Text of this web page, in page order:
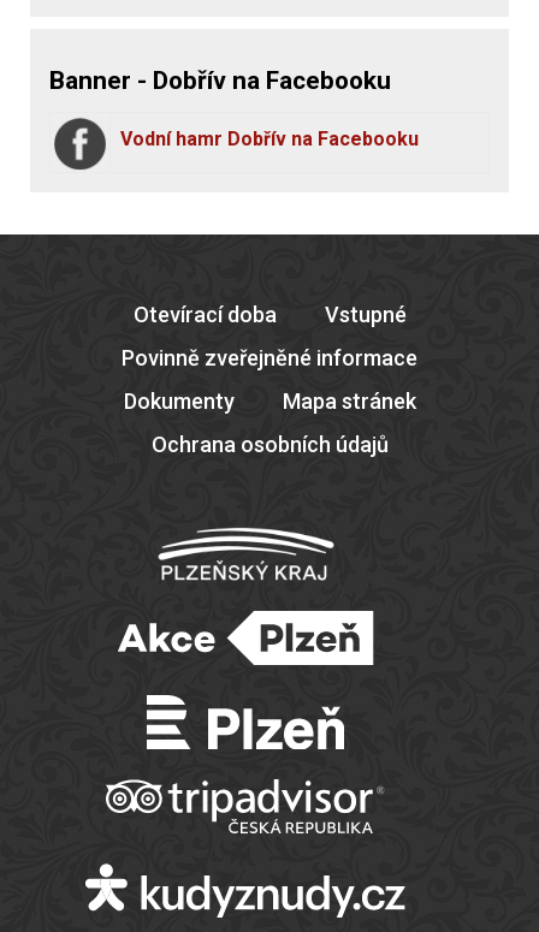
Banner - Dobřív na Facebooku
Vodní hamr Dobřív na Facebooku
Otevírací doba
Vstupné
Povinně zveřejněné informace
Dokumenty
Mapa stránek
Ochrana osobních údajů